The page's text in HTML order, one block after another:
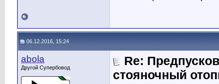
06.12.2016, 15:24
abola
Другой Супербовод
Re:
стояночный